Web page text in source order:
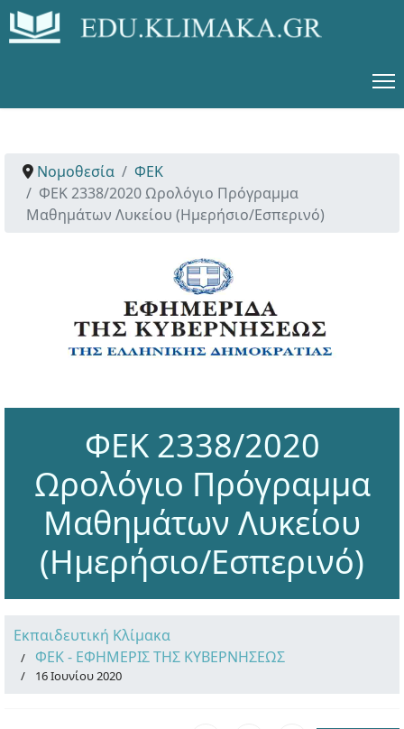
Νομοθεσία
ΦΕΚ
ΦΕΚ 2338/2020 Ωρολόγιο Πρόγραμμα
Μαθημάτων Λυκείου (Ημερήσιο/Εσπερινό)
ΦΕΚ 2338/2020
Ωρολόγιο Πρόγραμμα
Μαθημάτων Λυκείου
(Ημερήσιο/Εσπερινό)
Εκπαιδευτική Κλίμακα
ΦΕΚ - ΕΦΗΜΕΡΙΣ ΤΗΣ ΚΥΒΕΡΝΗΣΕΩΣ
16 Ιουνίου 2020